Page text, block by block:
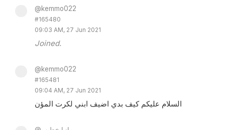
@kemmo022
#165480
09:03 AM, 27 Jun 2021
Joined.
@kemmo022
#165481
09:04 AM, 27 Jun 2021
السلام عليكم كيف بدي اضيف ابني لكرت المؤن